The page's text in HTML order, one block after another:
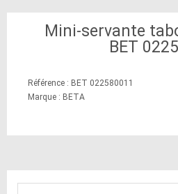
Mini-servante
BET
Référence : BET 022580011
Marque : BETA